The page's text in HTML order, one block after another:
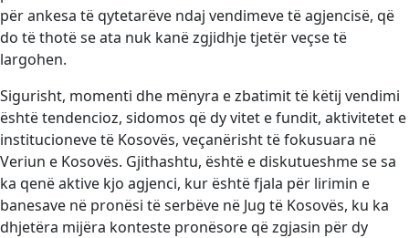
për ankesa të qytetarëve ndaj vendimeve të agjencisë, që
do të thotë se ata nuk kanë zgjidhje tjetër veçse të
largohen.
Sigurisht, momenti dhe mënyra e zbatimit të këtij vendimi
është tendencioz, sidomos që dy vitet e fundit, aktivitetet e
institucioneve të Kosovës, veçanërisht të fokusuara në
Veriun e Kosovës. Gjithashtu, është e diskutueshme se sa
ka qenë aktive kjo agjenci, kur është fjala për lirimin e
banesave në pronësi të serbëve në Jug të Kosovës, ku ka
dhjetëra mijëra konteste pronësore që zgjasin për dy